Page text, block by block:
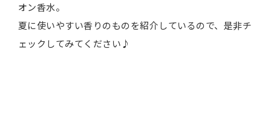
オン香水。
夏に使いやすい香りのものを紹介しているので、是非チ
ェックしてみてください♪